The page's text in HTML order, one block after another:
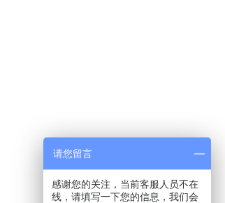
请您留言
感谢您的关注，当前客服人员不在
线，请填写一下您的信息，我们会